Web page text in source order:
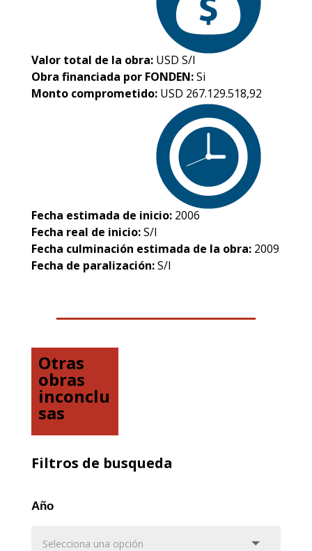
Valor total de la obra: USD S/I
Obra financiada por FONDEN:Si
Monto comprometido: USD 267.129.518,92
Fecha estimada de inicio: 2006
Fecha real de inicio:S/I
Fecha culminación estimada de la obra: 2009
Fecha de paralización:S/I
Otras
obras
inconclu
sas
Filtros de busqueda
Año